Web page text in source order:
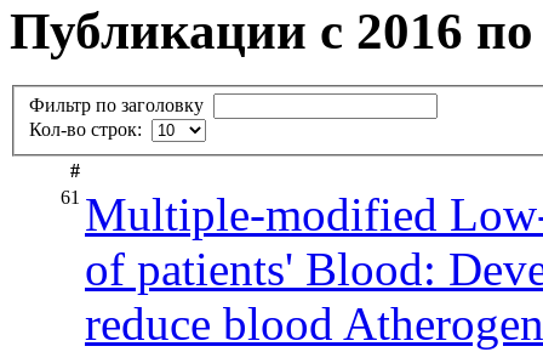
Публикации с 2016 по
Фильтр по заголовку
Кол-во строк:
#
61 Multiple-modified
of patients' Blood:
reduce blood